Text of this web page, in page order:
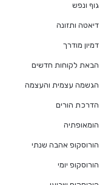
גוף ונפש
דיאטה ותזונה
דמיון מודרך
הבאת לקוחות חדשים
הגשמה עצמית והעצמה
הדרכת הורים
הומאופתיה
הורוסקופ אהבה שנתי
הורוסקופ יומי